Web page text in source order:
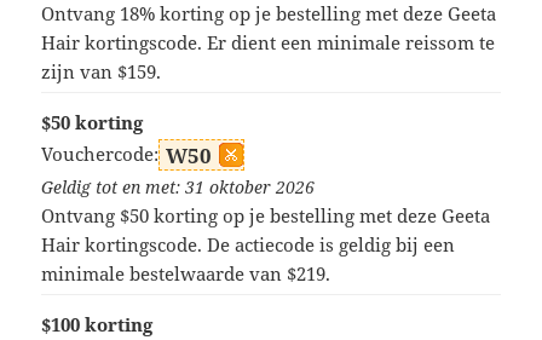
Ontvang 18% korting op je bestelling met deze Geeta
Hair kortingscode. Er dient een minimale reissom te
zijn van $159.
$50 korting
Vouchercode: W50
Geldig tot en met: 31 oktober 2026
Ontvang $50 korting op je bestelling met deze Geeta
Hair kortingscode. De actiecode is geldig bij een
minimale bestelwaarde van $219.
$100 korting